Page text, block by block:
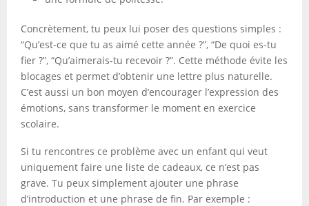
Concrètement, tu peux lui poser des questions simples :
“Qu’est-ce que tu as aimé cette année ?”, “De quoi es-tu
fier ?”, “Qu’aimerais-tu recevoir ?”. Cette méthode évite les
blocages et permet d’obtenir une lettre plus naturelle.
C’est aussi un bon moyen d’encourager l’expression des
émotions, sans transformer le moment en exercice
scolaire.
Si tu rencontres ce problème avec un enfant qui veut
uniquement faire une liste de cadeaux, ce n’est pas
grave. Tu peux simplement ajouter une phrase
d’introduction et une phrase de fin. Par exemple :